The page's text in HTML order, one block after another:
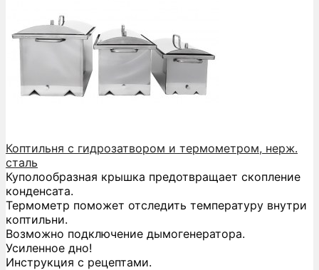
Коптильня с гидрозатвором и термометром, нерж.
сталь
Куполообразная крышка предотвращает скопление
конденсата.
Термометр поможет отследить температуру внутри
коптильни.
Возможно подключение дымогенератора.
Усиленное дно!
Инструкция с рецептами.